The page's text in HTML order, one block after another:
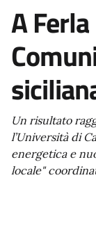
A
Un risultato
l’Università di
energetica e
locale"